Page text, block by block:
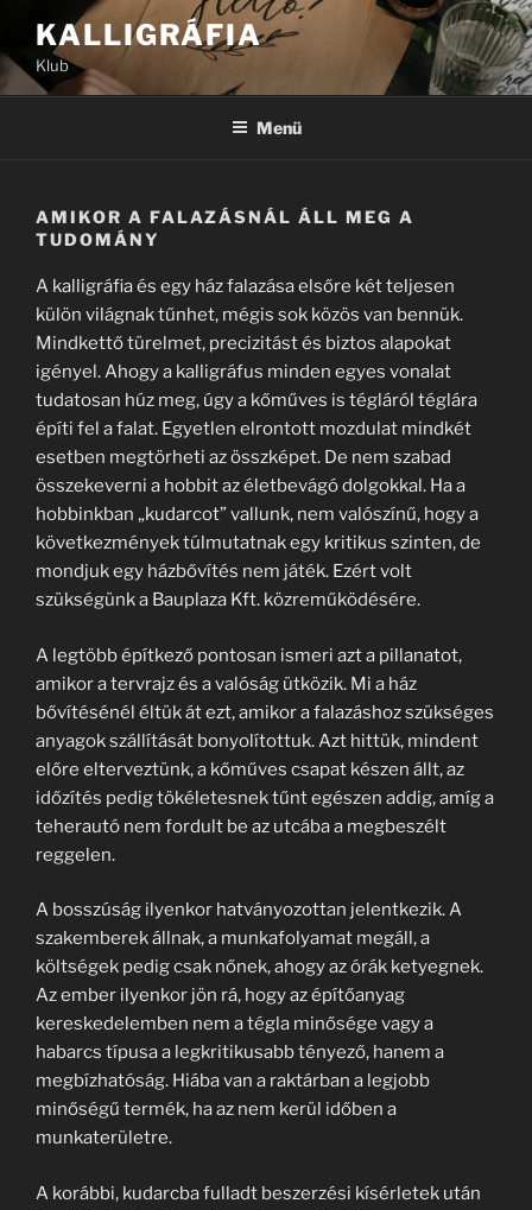
Tartalomhoz
KALLIGRÁFIA
Klub
Menü
AMIKOR A FALAZÁSNÁL ÁLL MEG A
TUDOMÁNY
A kalligráfia és egy ház falazása elsőre két teljesen
külön világnak tűnhet, mégis sok közös van bennük.
Mindkettő türelmet, precizitást és biztos alapokat
igényel. Ahogy a kalligráfus minden egyes vonalat
tudatosan húz meg, úgy a kőműves is tégláról téglára
építi fel a falat. Egyetlen elrontott mozdulat mindkét
esetben megtörheti az összképet. De nem szabad
összekeverni a hobbit az életbevágó dolgokkal. Ha a
hobbinkban „kudarcot” vallunk, nem valószínű, hogy a
következmények túlmutatnak egy kritikus szinten, de
mondjuk egy házbővítés nem játék. Ezért volt
szükségünk a Bauplaza Kft. közreműködésére.
A legtöbb építkező pontosan ismeri azt a pillanatot,
amikor a tervrajz és a valóság ütközik. Mi a ház
bővítésénél éltük át ezt, amikor a falazáshoz szükséges
anyagok szállítását bonyolítottuk. Azt hittük, mindent
előre elterveztünk, a kőműves csapat készen állt, az
időzítés pedig tökéletesnek tűnt egészen addig, amíg a
teherautó nem fordult be az utcába a megbeszélt
reggelen.
A bosszúság ilyenkor hatványozottan jelentkezik. A
szakemberek állnak, a munkafolyamat megáll, a
költségek pedig csak nőnek, ahogy az órák ketyegnek.
Az ember ilyenkor jön rá, hogy az építőanyag
kereskedelemben nem a tégla minősége vagy a
habarcs típusa a legkritikusabb tényező, hanem a
megbízhatóság. Hiába van a raktárban a legjobb
minőségű termék, ha az nem kerül időben a
munkaterületre.
A korábbi, kudarcba fulladt beszerzési kísérletek után